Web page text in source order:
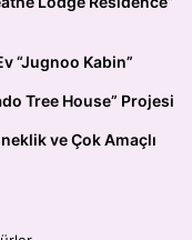
“Jugnoo Kabin”
Tree House” Projesi
ve Çok Amaçlı